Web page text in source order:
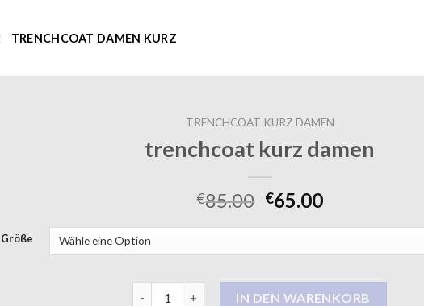
TRENCHCOAT DAMEN KURZ
TRENCHCOAT KURZ DAMEN
trenchcoat kurz damen
€85.00 €65.00
Größe
IN DEN WARENKORB